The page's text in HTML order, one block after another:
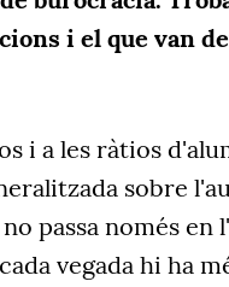
i el que van
i a les ràtios
sobre
passa només en
vegada hi ha